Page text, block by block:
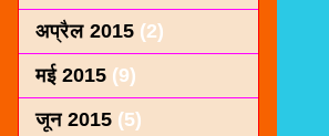
अप्रैल 2015 (2)
मई 2015 (9)
जून 2015 (5)